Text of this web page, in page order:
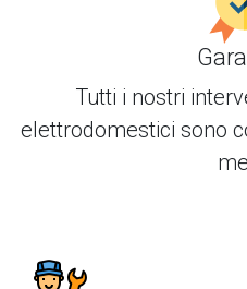
Tutti i nostri
elettrodomestici sono